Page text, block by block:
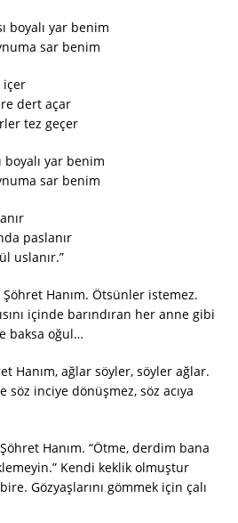
boyalı yar benim
sar benim
içer
dert açar
tez geçer
boyalı yar benim
sar benim
paslanır
uslanır.”
Şöhret Hanım. Ötsünler istemez.
içinde barındıran her anne gibi
baksa oğul…
Hanım, ağlar söyler, söyler ağlar.
inciye dönüşmez, söz acıya
Hanım. “Ötme, derdim bana
Kendi keklik olmuştur
Gözyaşlarını gömmek için çalı